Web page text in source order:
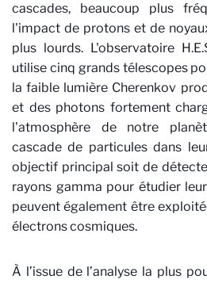
cascades, beaucoup plus
l'impact de protons et de
plus lourds. L'observatoire
utilise cinq grands télescopes
la faible lumière Cherenkov
et des photons fortement
l'atmosphère de notre
cascade de particules dans
objectif principal soit de
rayons gamma pour étudier
peuvent également être
électrons cosmiques.
À l’issue de l’analyse la plus